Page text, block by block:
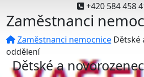
+420 584 458
Zaměstnanci
Zaměstnanci nemocnice Dětské
oddělení
Dětské a